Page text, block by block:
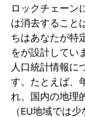
ロックチェーン
は消去すること
ちはあなたが特
をが設計してい
人口統計情報に
す。たとえば、
れ、国内の地理
（EU地域では